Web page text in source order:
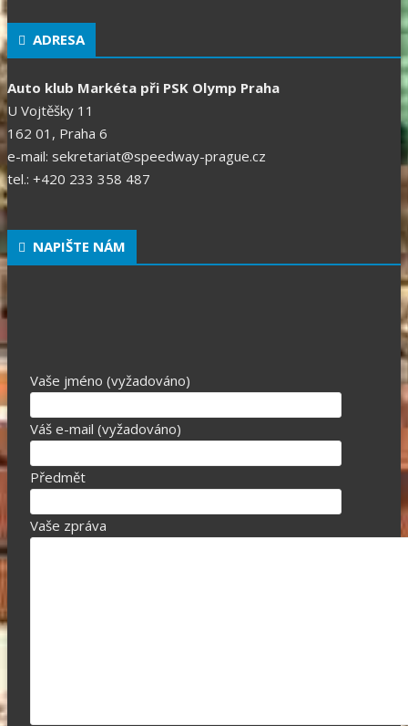
ADRESA
Auto klub Markéta při PSK Olymp Praha
U Vojtěšky 11
162 01, Praha 6
e-mail: sekretariat@speedway-prague.cz
tel.: +420 233 358 487
NAPIŠTE NÁM
Vaše jméno (vyžadováno)
Váš e-mail (vyžadováno)
Předmět
Vaše zpráva